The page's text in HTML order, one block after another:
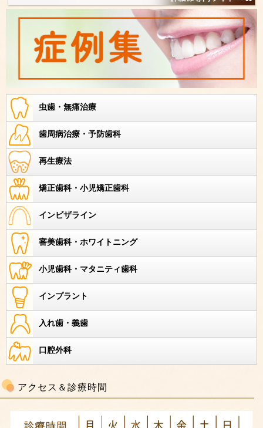
虫歯・無痛治療
歯周病治療・予防歯科
再生療法
矯正歯科・小児矯正歯科
インビザライン
審美歯科・ホワイトニング
小児歯科・マタニティ歯科
インプラント
入れ歯・義歯
口腔外科
アクセス＆診療時間